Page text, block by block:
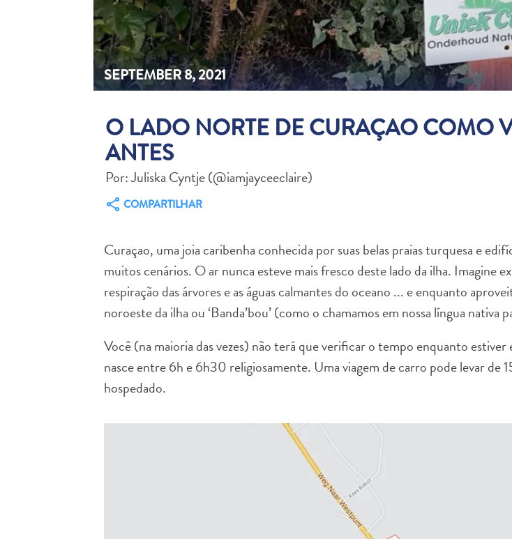
SEPTEMBER 8, 2021
O LADO NORTE DE CURAÇAO COMO
ANTES
Por: Juliska Cyntje (@iamjayceeclaire)
COMPARTILHAR
Curaçao, uma joia caribenha conhecida por suas belas praias turquesa e
muitos cenários. O ar nunca esteve mais fresco deste lado da ilha. Imagine
respiração das árvores e as águas calmantes do oceano ... e enquanto
noroeste da ilha ou ‘Banda’bou’ (como o chamamos em nossa língua nativa
Você (na maioria das vezes) não terá que verificar o tempo enquanto
nasce entre 6h e 6h30 religiosamente. Uma viagem de carro pode levar
hospedado.